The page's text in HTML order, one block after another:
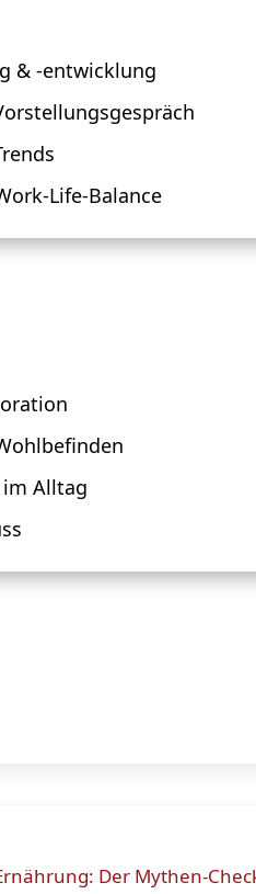
& -entwicklung
Life-Balance
Alltag